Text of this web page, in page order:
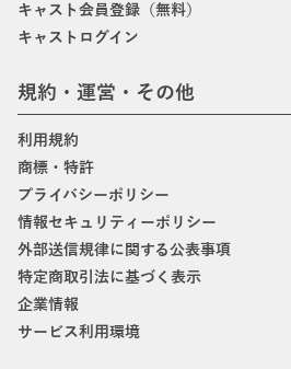
キャスト会員登録（無料）
キャストログイン
規約・運営・その他
利用規約
商標・特許
プライバシーポリシー
情報セキュリティーポリシー
外部送信規律に関する公表事項
特定商取引法に基づく表示
企業情報
サービス利用環境